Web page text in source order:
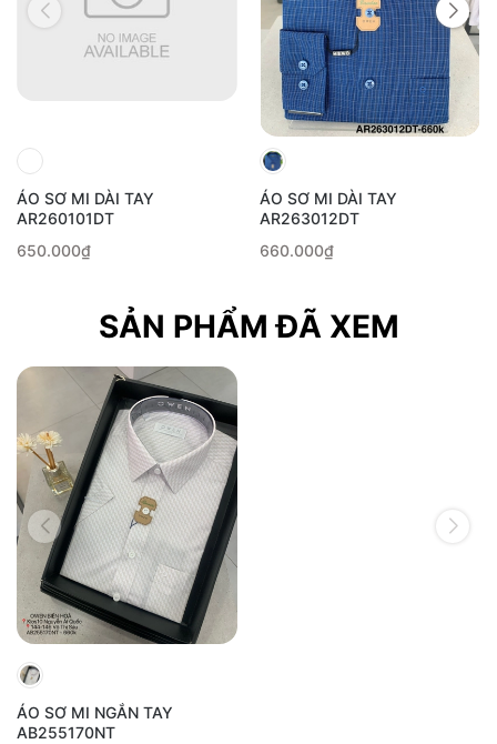
ÁO SƠ MI DÀI TAY
AR260101DT
650.000₫
ÁO SƠ MI DÀI TAY
AR263012DT
660.000₫
SẢN PHẨM ĐÃ XEM
ÁO SƠ MI NGẮN TAY
AB255170NT